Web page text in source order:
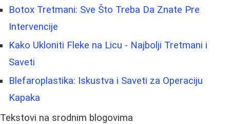
Botox Tretmani: Sve Što Treba Da Znate Pre
Intervencije
Kako Ukloniti Fleke na Licu - Najbolji Tretmani i
Saveti
Blefaroplastika: Iskustva i Saveti za Operaciju
Kapaka
Tekstovi na srodnim blogovima